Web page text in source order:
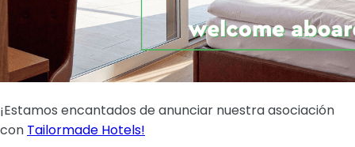
¡Estamos encantados de anunciar nuestra asociación
con Tailormade Hotels!